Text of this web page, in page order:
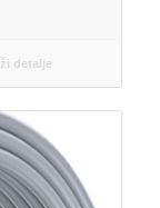
detalje